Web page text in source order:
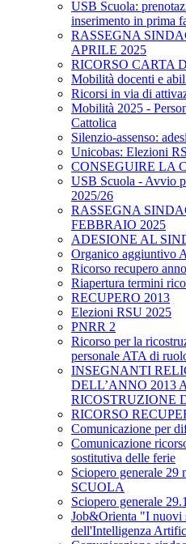
USB Scuola:
inserimento in prima
RASSEGNA
APRILE 2025
RICORSO CARTA
Mobilità docenti e
Ricorsi in via di
Mobilità 2025 -
Cattolica
Silenzio-assenso:
Unicobas: Elezioni
CONSEGUIRE LA
USB Scuola - Avvio
2025/26
RASSEGNA
FEBBRAIO 2025
ADESIONE AL
Organico aggiuntivo
Ricorso recupero
Riapertura termini
RECUPERO 2013
Elezioni RSU 2025
PNRR 2
Ricorso per la
personale ATA di
INSEGNANTI
DELL’ANNO 2013
RICOSTRUZIONE
RICORSO
Comunicazione per
Comunicazione
sostitutiva delle ferie
Sciopero generale
SCUOLA
Sciopero generale
Job&Orienta "I nuovi
dell'Intelligenza